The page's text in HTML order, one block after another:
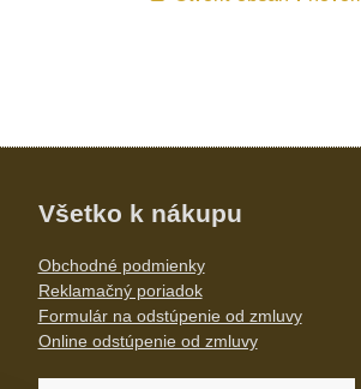
Všetko k nákupu
Obchodné podmienky
Reklamačný poriadok
Formulár na odstúpenie od zmluvy
Online odstúpenie od zmluvy